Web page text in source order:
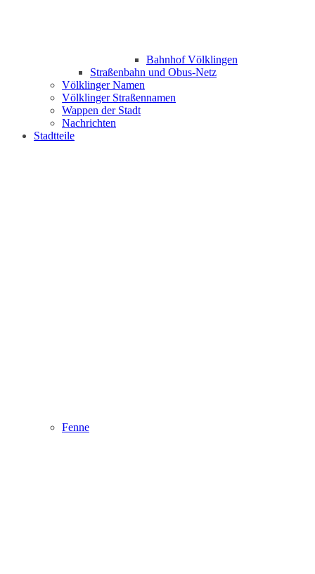
Bahnhof Völklingen
Straßenbahn und Obus-Netz
Völklinger Namen
Völklinger Straßennamen
Wappen der Stadt
Nachrichten
Stadtteile
Fenne